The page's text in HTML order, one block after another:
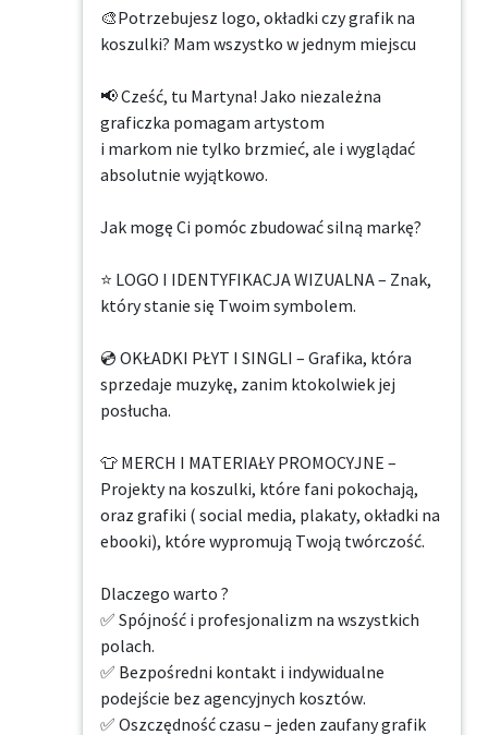
🎨Potrzebujesz logo, okładki czy grafik na
koszulki? Mam wszystko w jednym miejscu
📢 Cześć, tu Martyna! Jako niezależna
graficzka pomagam artystom
i markom nie tylko brzmieć, ale i wyglądać
absolutnie wyjątkowo.
Jak mogę Ci pomóc zbudować silną markę?
⭐ LOGO I IDENTYFIKACJA WIZUALNA – Znak,
który stanie się Twoim symbolem.
💿 OKŁADKI PŁYT I SINGLI – Grafika, która
sprzedaje muzykę, zanim ktokolwiek jej
posłucha.
👕 MERCH I MATERIAŁY PROMOCYJNE –
Projekty na koszulki, które fani pokochają,
oraz grafiki ( social media, plakaty, okładki na
ebooki), które wypromują Twoją twórczość.
Dlaczego warto ?
✅ Spójność i profesjonalizm na wszystkich
polach.
✅ Bezpośredni kontakt i indywidualne
podejście bez agencyjnych kosztów.
✅ Oszczędność czasu – jeden zaufany grafik